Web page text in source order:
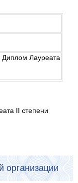
Диплом Лауреата
организации